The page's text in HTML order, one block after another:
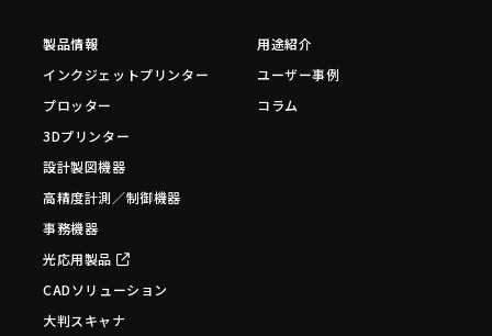
製品情報
インクジェットプリンター
プロッター
3Dプリンター
設計製図機器
高精度計測／制御機器
事務機器
光応用製品
CADソリューション
大判スキャナ
用途紹介
ユーザー事例
コラム